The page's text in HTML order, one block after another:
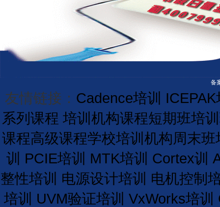
备
友情链接： Cadence培训
系列课程 培训机构课程短期班培训
课程高级课程学校培训 机构周末班
训 PCIE培训 MTK培训 Cortex训
整性培训 电源设计培训 电机控制
培训 UVM验证培训 VxWorks培训